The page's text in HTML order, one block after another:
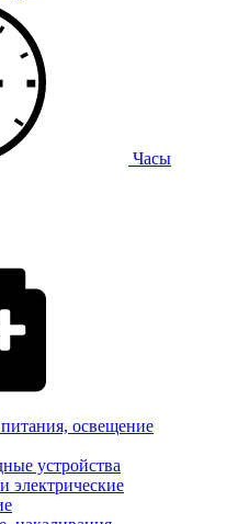
Часы
освещение
устройства
электрические